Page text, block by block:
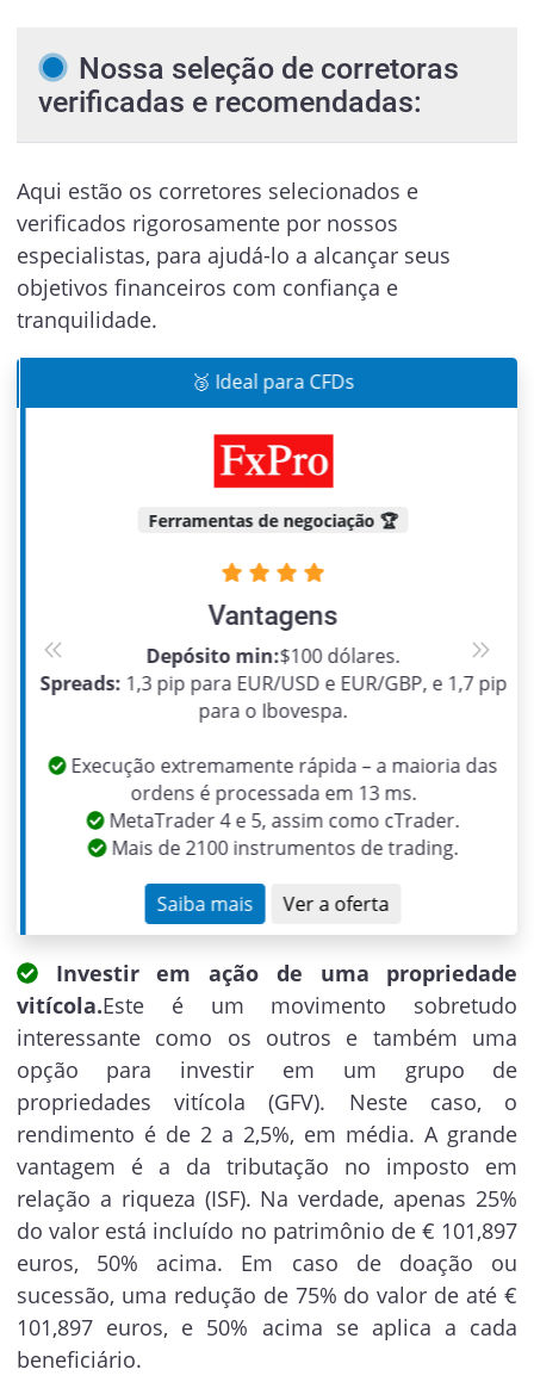
Nossa seleção de corretoras
verificadas e recomendadas:
Aqui estão os corretores selecionados e
verificados rigorosamente por nossos
especialistas, para ajudá-lo a alcançar seus
objetivos financeiros com confiança e
tranquilidade.
🥉 Ideal para CFDs
Ferramentas de negociação 🏆
Vantagens
Depósito min:$100 dólares.
Spreads:1,3 pip para EUR/USD e EUR/GBP, e 1,7 pip
para o Ibovespa.
Execução extremamente rápida – a maioria das
ordens é processada em 13 ms.
MetaTrader 4 e 5, assim como cTrader.
Mais de 2100 instrumentos de trading.
Saiba mais Ver a oferta
Previous Next
Investir em ação de uma propriedade
vitícola.Este é um movimento sobretudo
interessante como os outros e também uma
opção para investir em um grupo de
propriedades vitícola (GFV). Neste caso, o
rendimento é de 2 a 2,5%, em média. A grande
vantagem é a da tributação no imposto em
relação a riqueza (ISF). Na verdade, apenas 25%
do valor está incluído no patrimônio de € 101,897
euros, 50% acima. Em caso de doação ou
sucessão, uma redução de 75% do valor de até €
101,897 euros, e 50% acima se aplica a cada
beneficiário.